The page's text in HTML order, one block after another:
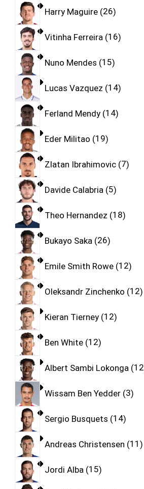
Harry Maguire 26
Vitinha Ferreira 16
Nuno Mendes 15
Lucas Vazquez 14
Ferland Mendy 14
Eder Militao 19
Zlatan Ibrahimovic 7
Davide Calabria 5
Theo Hernandez 18
Bukayo Saka 26
Emile Smith Rowe 12
Oleksandr Zinchenko 12
Kieran Tierney 12
Ben White 12
Albert Sambi Lokonga 12
Wissam Ben Yedder 3
Sergio Busquets 14
Andreas Christensen 11
Jordi Alba 15